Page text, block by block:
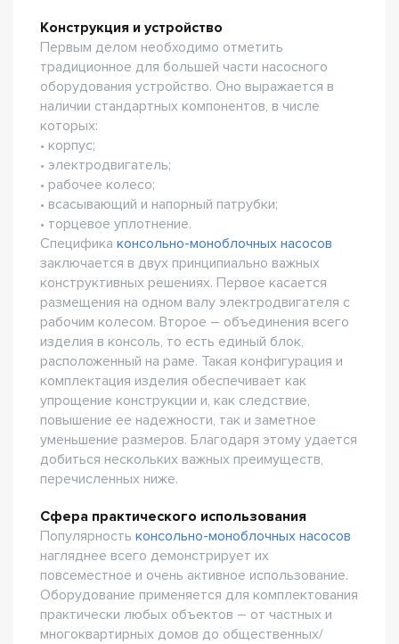
Конструкция и устройство
Первым делом необходимо отметить
традиционное для большей части насосного
оборудования устройство. Оно выражается в
наличии стандартных компонентов, в числе
которых:
• корпус;
• электродвигатель;
• рабочее колесо;
• всасывающий и напорный патрубки;
• торцевое уплотнение.
Специфика консольно-моноблочных насосов
заключается в двух принципиально важных
конструктивных решениях. Первое касается
размещения на одном валу электродвигателя с
рабочим колесом. Второе – объединения всего
изделия в консоль, то есть единый блок,
расположенный на раме. Такая конфигурация и
комплектация изделия обеспечивает как
упрощение конструкции и, как следствие,
повышение ее надежности, так и заметное
уменьшение размеров. Благодаря этому удается
добиться нескольких важных преимуществ,
перечисленных ниже.
Сфера практического использования
Популярность консольно-моноблочных насосов
нагляднее всего демонстрирует их
повсеместное и очень активное использование.
Оборудование применяется для комплектования
практически любых объектов – от частных и
многоквартирных домов до общественных/